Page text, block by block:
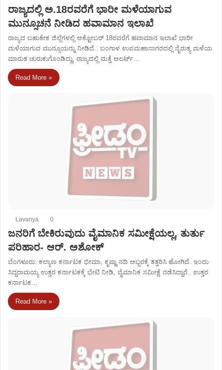
ರಾಜ್ಯದಲ್ಲಿ ಅ.18ರವರೆಗೆ ಭಾರೀ ಮಳೆಯಾಗುವ
ಮುನ್ಸೂಚನೆ ನೀಡಿದ ಹವಾಮಾನ ಇಲಾಖೆ
ರಾಜ್ಯದ ಬಹುತೇಕ ಜಿಲ್ಲೆಗಳಲ್ಲಿ ಅಕ್ಟೋಬರ್​​​ 18ರವರೆಗೆ ಹವಾಮಾನ ಇಲಾಖೆ ಭಾರೀ
ಮಳೆಯಾಗುವ ಮುನ್ಸೂಯನ್ನು ನೀಡಿದೆ.. ಬಂಗಾಳ ಉಪಮಹಾಸಾಗರದಲ್ಲಿ ನೈರುತ್ಯ ಮಳೆಯ
ಮಾರುತ ಚುರುಕುಗೊಂಡಿದ್ದು, ರಾಜ್ಯದಲ್ಲಿ ಮತ್ತೆ ಅಲರ್ಟ್​​…
Read More »
Lavanya 0
ಜನರಿಗೆ ಬೇಕಿರುವುದು ವೈಮಾನಿಕ ಸಮೀಕ್ಷೆಯಲ್ಲ, ತುರ್ತು
ಪರಿಹಾರ- ಆರ್​. ಅಶೋಕ್​​
ಬೆಂಗಳೂರು: ಕಲ್ಯಾಣ ಕರ್ನಾಟಕ ಭೀಮಾ, ಕೃಷ್ಣಾ ನದಿ ಅಬ್ಬರಕ್ಕೆ ತತ್ತರಿಸಿ ಹೋಗಿದೆ. ಇಂದು
ಸಿದ್ದರಾಮಯ್ಯ ಉತ್ತರ ಕರ್ನಾಟಕಕ್ಕೆ ಭೇಟಿ ನೀಡಿ, ವೈಮಾನಿಕ ಸಮೀಕ್ಷೆ ನಡೆಸಿದ್ದಾರೆ.. ಉತ್ತರ
ಕರ್ನಾಟಕ…
Read More »